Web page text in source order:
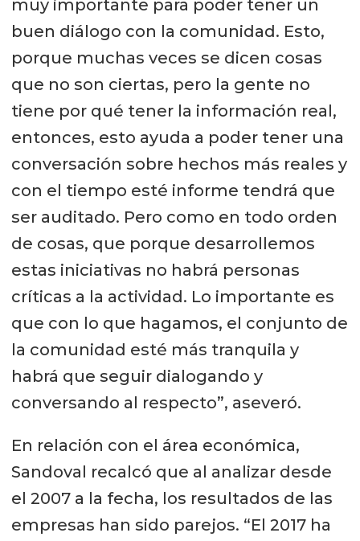
muy importante para poder tener un
buen diálogo con la comunidad. Esto,
porque muchas veces se dicen cosas
que no son ciertas, pero la gente no
tiene por qué tener la información real,
entonces, esto ayuda a poder tener una
conversación sobre hechos más reales y
con el tiempo esté informe tendrá que
ser auditado. Pero como en todo orden
de cosas, que porque desarrollemos
estas iniciativas no habrá personas
críticas a la actividad. Lo importante es
que con lo que hagamos, el conjunto de
la comunidad esté más tranquila y
habrá que seguir dialogando y
conversando al respecto”, aseveró.
En relación con el área económica,
Sandoval recalcó que al analizar desde
el 2007 a la fecha, los resultados de las
empresas han sido parejos. “El 2017 ha